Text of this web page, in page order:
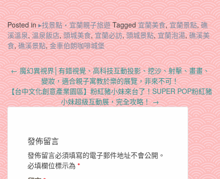
Posted in▸找景點‧宜蘭親子旅遊Tagged宜蘭美食,宜蘭景點,礁
溪溫泉,溫泉飯店,頭城美食,宜蘭必訪,頭城景點,宜蘭泡湯,礁溪美
食,礁溪景點,金車伯朗咖啡城堡
Post
navigation
←魔幻異視界│有錯視覺、高科技互動投影、挖沙、射擊、畫畫、
變妝，適合親子寓教於樂的展覽，非來不可！
【台中文化創意產業園區】粉紅豬小妹來台了！SUPER POP粉紅豬
小妹超級互動展，完全攻略！→
發佈留言
發佈留言必須填寫的電子郵件地址不會公開。
必填欄位標示為 *